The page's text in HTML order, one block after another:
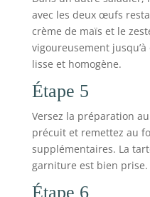
avec les deux œufs
crème de maïs et le
vigoureusement
lisse et homogène.
Étape 5
Versez la préparation
précuit et remettez au
supplémentaires. La
garniture est bien prise.
Étape 6